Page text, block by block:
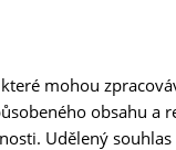
mohou
obsahu a
Udělený